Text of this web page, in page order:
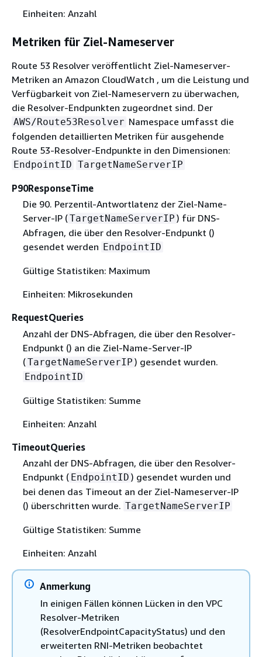
Einheiten: Anzahl
Metriken für Ziel-Nameserver
Route 53 Resolver veröffentlicht Ziel-Nameserver-
Metriken an Amazon CloudWatch , um die Leistung und
Verfügbarkeit von Ziel-Nameservern zu überwachen,
die Resolver-Endpunkten zugeordnet sind. Der
AWS/Route53Resolver Namespace umfasst die
folgenden detaillierten Metriken für ausgehende
Route 53-Resolver-Endpunkte in den Dimensionen:
EndpointID TargetNameServerIP
P90ResponseTime
Die 90. Perzentil-Antwortlatenz der Ziel-Name-
Server-IP (TargetNameServerIP ) für DNS-
Abfragen, die über den Resolver-Endpunkt ()
gesendet werden EndpointID
Gültige Statistiken: Maximum
Einheiten: Mikrosekunden
RequestQueries
Anzahl der DNS-Abfragen, die über den Resolver-
Endpunkt () an die Ziel-Name-Server-IP
(TargetNameServerIP ) gesendet wurden.
EndpointID
Gültige Statistiken: Summe
Einheiten: Anzahl
TimeoutQueries
Anzahl der DNS-Abfragen, die über den Resolver-
Endpunkt ( EndpointID ) gesendet wurden und
bei denen das Timeout an der Ziel-Nameserver-IP
() überschritten wurde. TargetNameServerIP
Gültige Statistiken: Summe
Einheiten: Anzahl
Anmerkung
In einigen Fällen können Lücken in den VPC
Resolver-Metriken
(ResolverEndpointCapacityStatus) und den
erweiterten RNI-Metriken beobachtet